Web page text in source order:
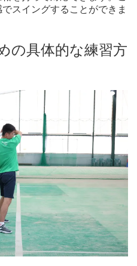
スイングすることができま
の具体的な練習方